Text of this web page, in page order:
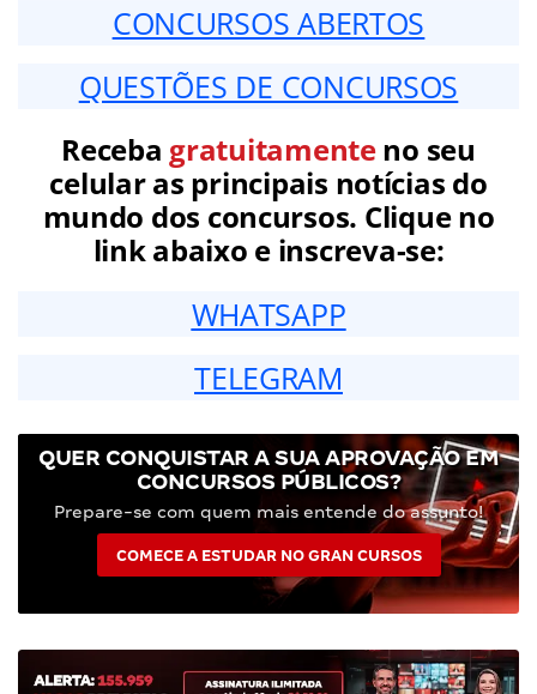
CONCURSOS ABERTOS
QUESTÕES DE CONCURSOS
Receba gratuitamenteno seu
celular as principais notícias do
mundo dos concursos. Clique no
link abaixo e inscreva-se:
WHATSAPP
TELEGRAM
QUER CONQUISTAR A SUA APROVAÇÃO EM
CONCURSOS PÚBLICOS?
Prepare-se com quem mais entende do assunto!
COMECE A ESTUDAR NO GRAN CURSOS